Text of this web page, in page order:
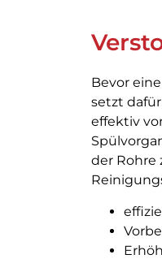
Bevor
setzt
effektiv
der Rohre